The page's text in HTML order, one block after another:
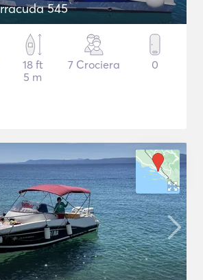
545
18 ft
5 m
7 Crociera 0